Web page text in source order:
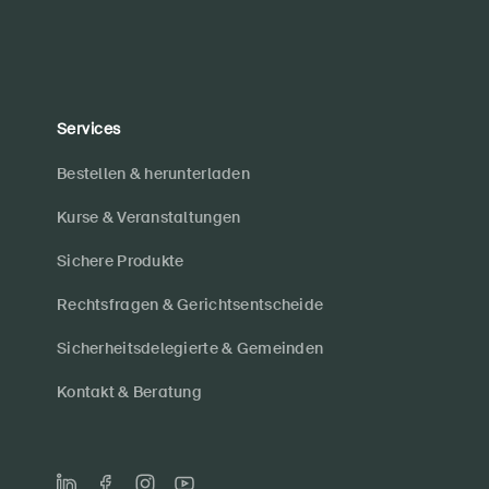
Services
Bestellen & herunterladen
Kurse & Veranstaltungen
Sichere Produkte
Rechtsfragen & Gerichtsentscheide
Sicherheitsdelegierte & Gemeinden
Kontakt & Beratung